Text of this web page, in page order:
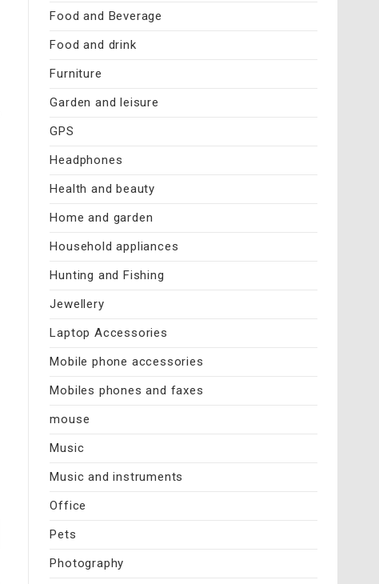
Food and Beverage
Food and drink
Furniture
Garden and leisure
GPS
Headphones
Health and beauty
Home and garden
Household appliances
Hunting and Fishing
Jewellery
Laptop Accessories
Mobile phone accessories
Mobiles phones and faxes
mouse
Music
Music and instruments
Office
Pets
Photography